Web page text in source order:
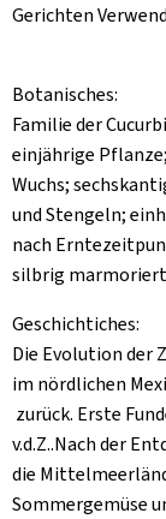
Gerichten
Botanisches:
Familie der
einjährige
Wuchs;
und Stengeln;
nach
silbrig
Geschichtiches:
Die Evolution der
im nördlichen
zurück. Erste
v.d.Z..Nach der
die
Sommergemüse